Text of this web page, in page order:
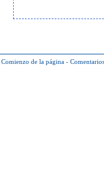
Comienzo de la página - Comentarios